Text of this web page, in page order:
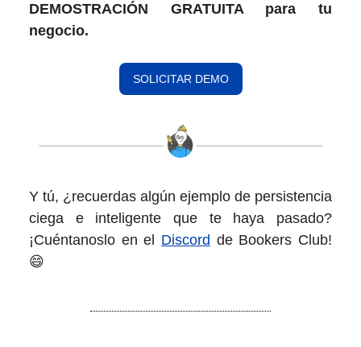
DEMOSTRACIÓN GRATUITA para tu
negocio.
SOLICITAR DEMO
Y tú, ¿recuerdas algún ejemplo de persistencia
ciega e inteligente que te haya pasado?
¡Cuéntanoslo en el Discord de Bookers Club!
😄